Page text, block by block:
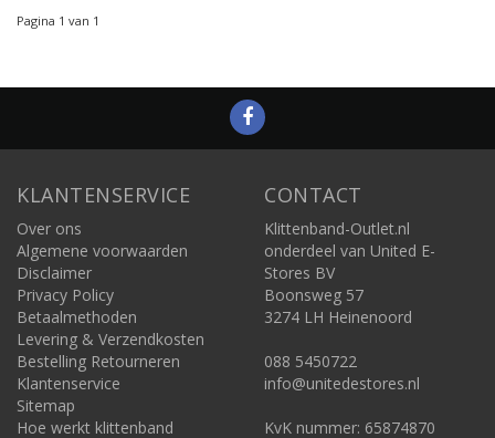
Pagina 1 van 1
KLANTENSERVICE
Over ons
Algemene voorwaarden
Disclaimer
Privacy Policy
Betaalmethoden
Levering & Verzendkosten
Bestelling Retourneren
Klantenservice
Sitemap
Hoe werkt klittenband
CONTACT
Klittenband-Outlet.nl
onderdeel van United E-
Stores BV
Boonsweg 57
3274 LH Heinenoord
088 5450722
info@unitedestores.nl
KvK nummer: 65874870